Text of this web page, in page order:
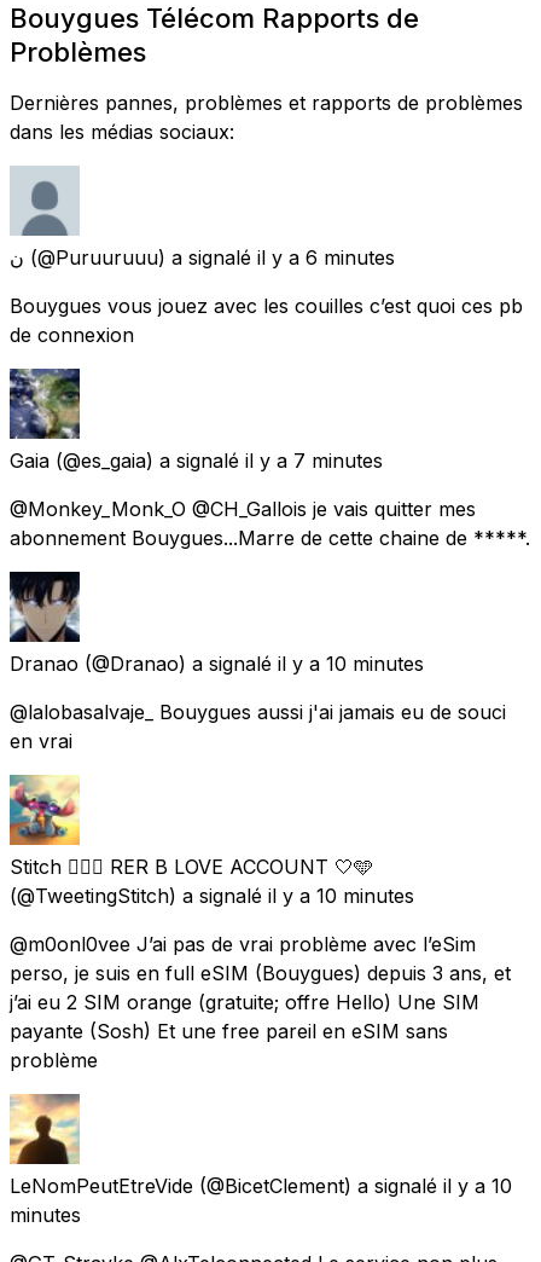
Bouygues Télécom Rapports de
Problèmes
Dernières pannes, problèmes et rapports de problèmes
dans les médias sociaux:
ن (@Puruuruuu) a signalé il y a 6 minutes
Bouygues vous jouez avec les couilles c’est quoi ces pb
de connexion
Gaia (@es_gaia) a signalé il y a 7 minutes
@Monkey_Monk_O @CH_Gallois je vais quitter mes
abonnement Bouygues...Marre de cette chaine de *****.
Dranao (@Dranao) a signalé il y a 10 minutes
@lalobasalvaje_ Bouygues aussi j'ai jamais eu de souci
en vrai
Stitch 🏳️‍🌈🚊 RER B LOVE ACCOUNT 🤍🩵
(@TweetingStitch) a signalé il y a 10 minutes
@m0onl0vee J’ai pas de vrai problème avec l’eSim
perso, je suis en full eSIM (Bouygues) depuis 3 ans, et
j’ai eu 2 SIM orange (gratuite; offre Hello) Une SIM
payante (Sosh) Et une free pareil en eSIM sans
problème
LeNomPeutEtreVide (@BicetClement) a signalé il y a 10
minutes